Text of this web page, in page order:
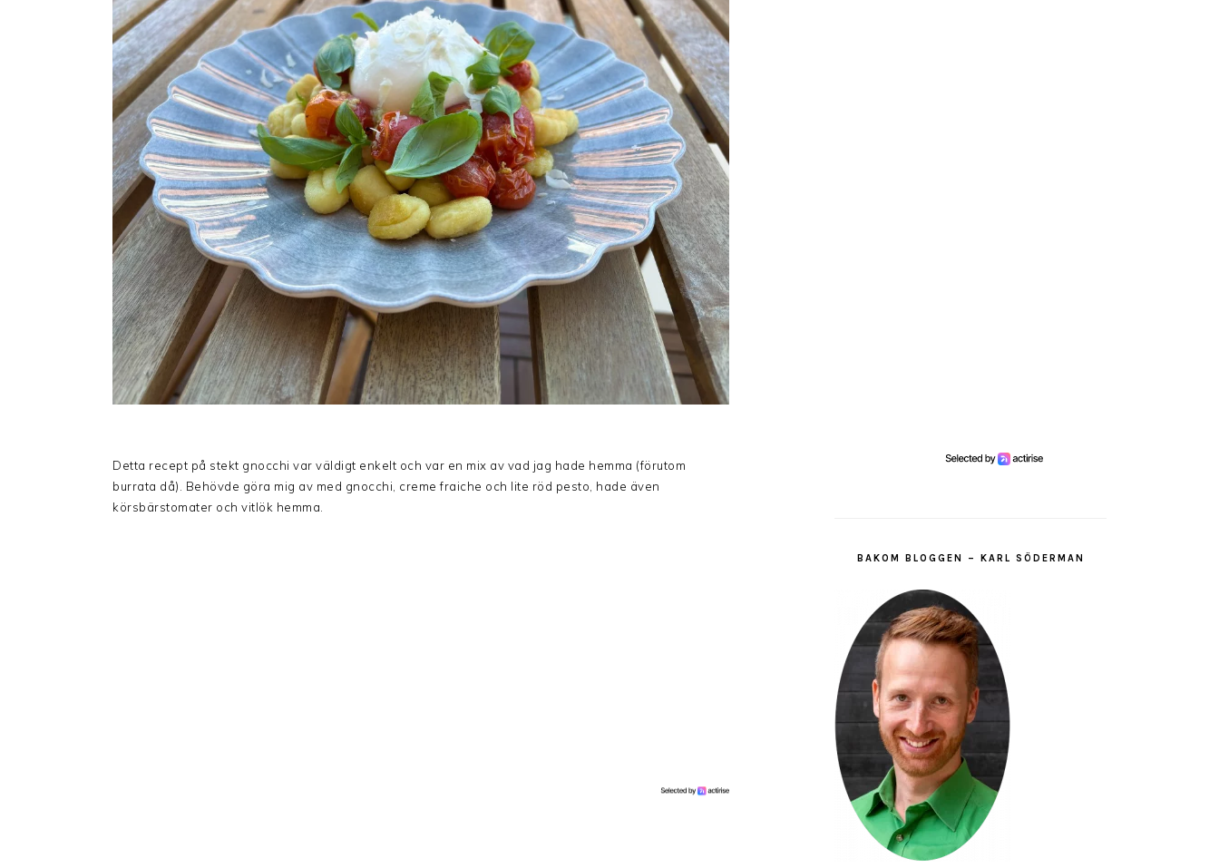
Detta recept på stekt gnocchi var väldigt enkelt och var en mix av vad jag hade hemma (förutom
burrata då). Behövde göra mig av med gnocchi, creme fraiche och lite röd pesto, hade även
körsbärstomater och vitlök hemma.
BAKOM BLOGGEN – KARL SÖDERMAN